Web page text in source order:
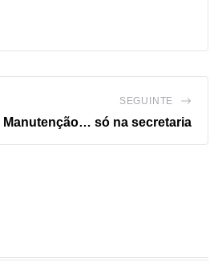
SEGUINTE
Manutenção… só na secretaria